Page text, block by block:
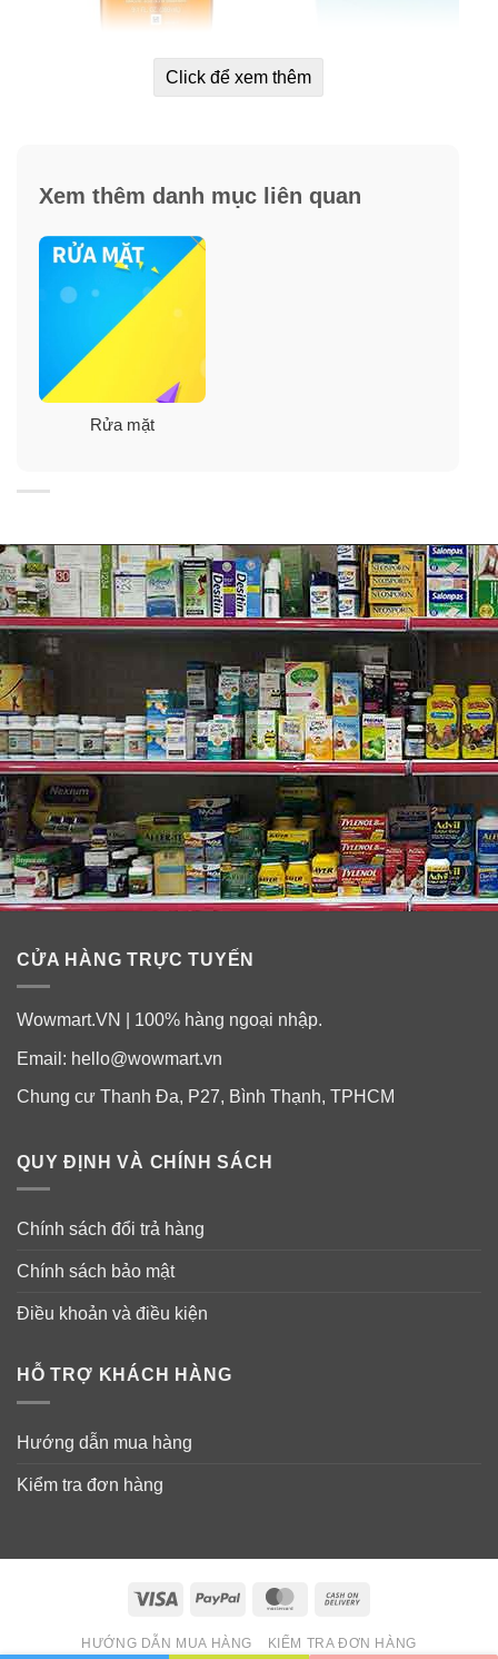
Công dụng của gel rửa mặt cho da mụn
Neutrogena Oil-Free Acne Wash:
Gel rửa mặt Oil free acne wash không chứa dầu (oil-
free) giúp làm sạch tận lỗ chân lông để cho bạn một làn
da sạch và sáng.
Gel rửa mặt giúp giảm mụn trứng cá, ngăn ngừa mụn
chân lông, bảo vệ làn da khỏi những tác nhân gây
mụn.
Giúp loại bỏ dầu trên da và se khít lỗ chân lông hiệu
quả.
Không bít lỗ chân lông.
được các chuyên gia da liễu hàng đầu thế giới
khuyên dùng.
Click để xem thêm
Xem thêm danh mục liên quan
Rửa mặt
CỬA HÀNG TRỰC TUYẾN
Wowmart.VN | 100% hàng ngoại nhập.
Email: hello@wowmart.vn
Chung cư Thanh Đa, P27, Bình Thạnh, TPHCM
QUY ĐỊNH VÀ CHÍNH SÁCH
Chính sách đổi trả hàng
Chính sách bảo mật
Điều khoản và điều kiện
HỖ TRỢ KHÁCH HÀNG
Hướng dẫn mua hàng
Kiểm tra đơn hàng
Visa PayPal MasterCard
Delivery
HƯỚNG DẪN MUA HÀNG KIỂM TRA ĐƠN HÀNG